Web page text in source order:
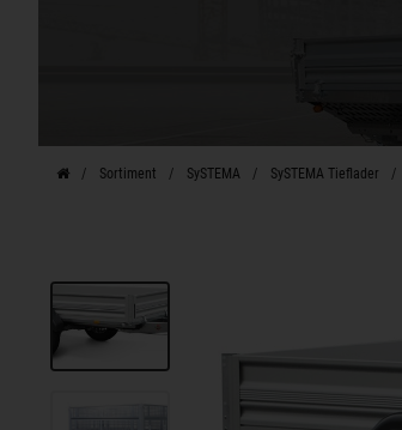
Sortiment SySTEMA SySTEMA Tieflader